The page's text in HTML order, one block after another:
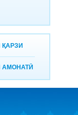
АМОНАТӢ